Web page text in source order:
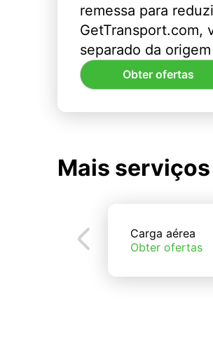
remessa para
GetTransport.com,
separado da
Obter ofertas
Mais serviços
Carga aérea
Obter ofertas